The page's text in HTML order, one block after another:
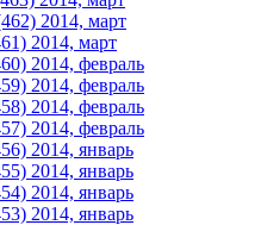
2014, март
2014, март
2014, февраль
2014, февраль
2014, февраль
2014, февраль
2014, январь
2014, январь
2014, январь
2014, январь